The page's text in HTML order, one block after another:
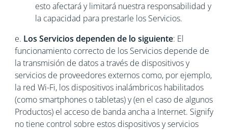
esto afectará y limitará nuestra responsabilidad y
la capacidad para prestarle los Servicios.
e. Los Servicios dependen de lo siguiente: El
funcionamiento correcto de los Servicios depende de
la transmisión de datos a través de dispositivos y
servicios de proveedores externos como, por ejemplo,
la red Wi-Fi, los dispositivos inalámbricos habilitados
(como smartphones o tabletas) y (en el caso de algunos
Productos) el acceso de banda ancha a Internet. Signify
no tiene control sobre estos dispositivos y servicios